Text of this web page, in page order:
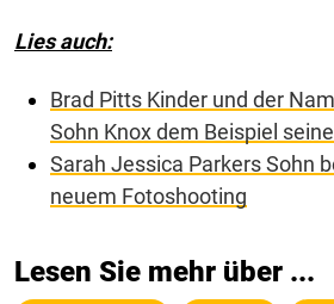
Lies auch:
Brad Pitts Kinder und der
Sohn Knox dem Beispiel
Sarah Jessica Parkers Sohn
neuem Fotoshooting
Lesen Sie mehr über ...